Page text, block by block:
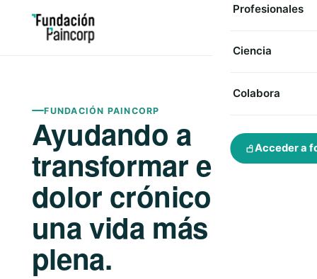
Profesionales
Ciencia
Colabora
Acceder a
FUNDACIÓN PAINCORP
Ayudando a
transformar el
dolor crónico en
una vida más
plena.